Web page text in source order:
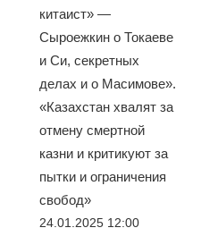
китаист» —
Сыроежкин о Токаеве
и Си, секретных
делах и о Масимове».
«Казахстан хвалят за
отмену смертной
казни и критикуют за
пытки и ограничения
свобод»
24.01.2025 12:00